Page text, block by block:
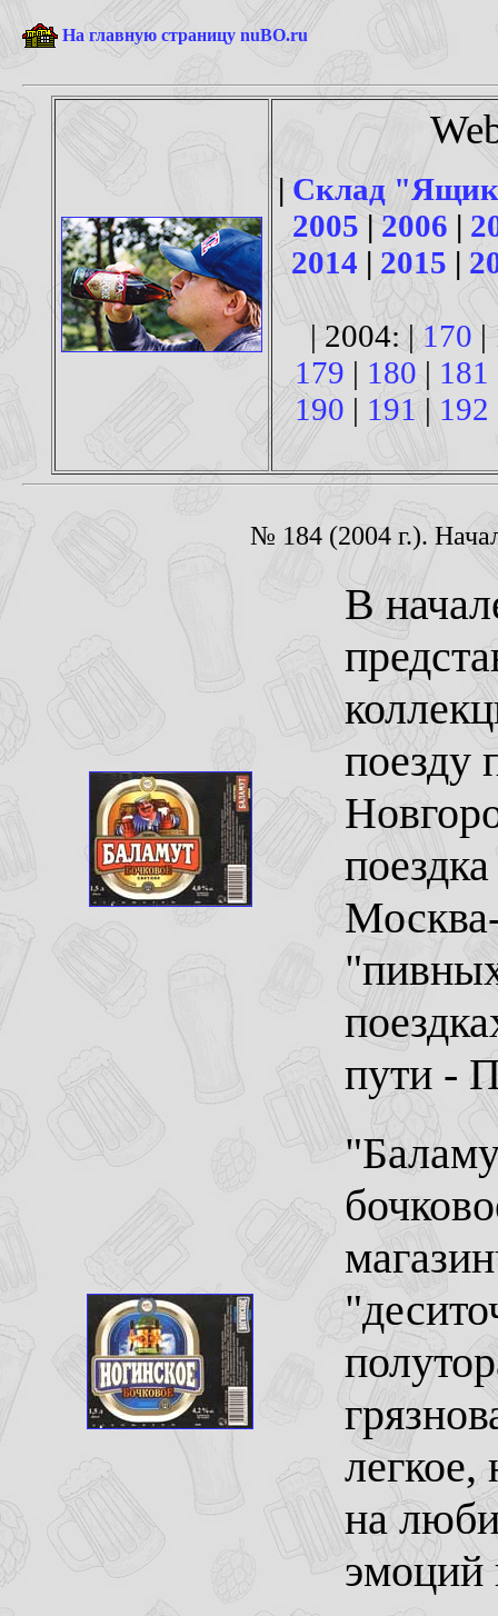
На главную страницу nuBO.ru
| Склад
2005|2006 |
2014 | 2015 |
| 2004: | 170 |
179 | 180 | 181
190 | 191 | 192
№ 184 (2004 г.).
В
поезду
пути -
на
эмоций